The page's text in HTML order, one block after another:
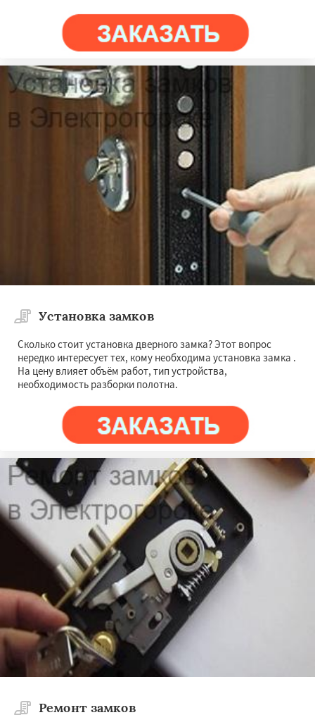
Установка замков
Сколько стоит установка дверного замка? Этот вопрос
нередко интересует тех, кому необходима установка замка .
На цену влияет объём работ, тип устройства,
необходимость разборки полотна.
Ремонт замков